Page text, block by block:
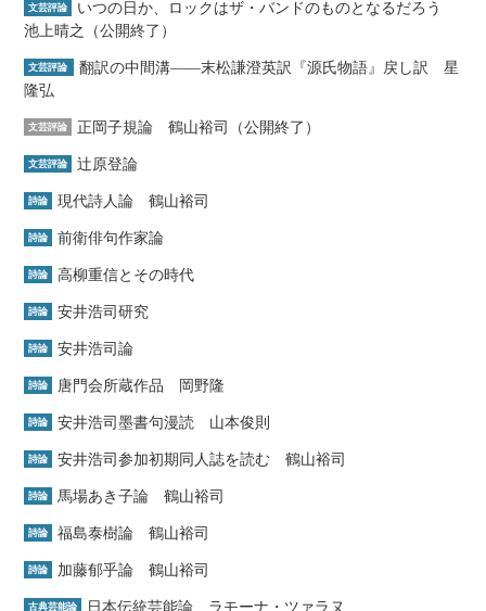
文芸評論
いつの日か、ロックはザ・バンドのものとなるだろう
池上晴之（公開終了）
文芸評論
翻訳の中間溝――末松謙澄英訳『源氏物語』戻し訳 星
隆弘
文芸評論 正岡子規論 鶴山裕司（公開終了）
文芸評論 辻原登論
詩論 現代詩人論 鶴山裕司
詩論 前衛俳句作家論
詩論 高柳重信とその時代
詩論 安井浩司研究
詩論 安井浩司論
詩論 唐門会所蔵作品 岡野隆
詩論 安井浩司墨書句漫読 山本俊則
詩論 安井浩司参加初期同人誌を読む 鶴山裕司
詩論 馬場あき子論 鶴山裕司
詩論 福島泰樹論 鶴山裕司
詩論 加藤郁乎論 鶴山裕司
古典芸能論 日本伝統芸能論 ラモーナ・ツァラヌ